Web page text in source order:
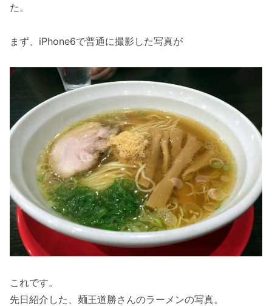
た。
まず、iPhone6で普通に撮影した写真が
これです。
先日紹介した、麺王道勝さんのラーメンの写真。